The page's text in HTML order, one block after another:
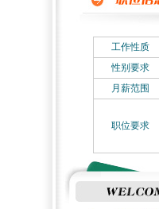
工作性质
性别要求
月薪范围
职位要求